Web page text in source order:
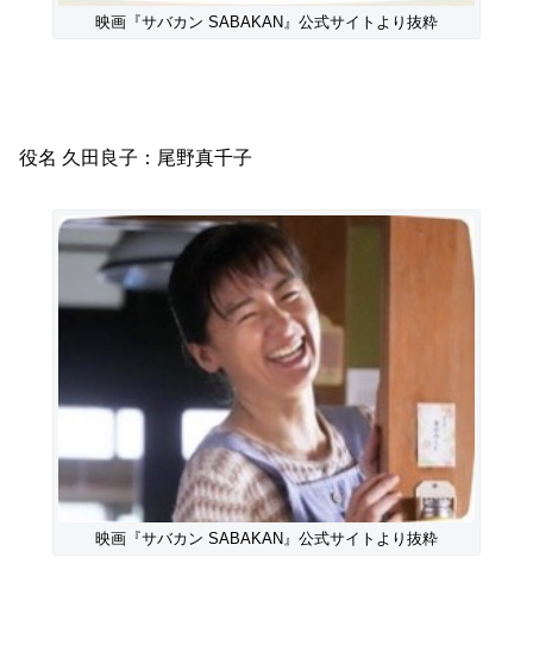
映画『サバカン SABAKAN』公式サイトより抜粋
役名 久田良子：尾野真千子
映画『サバカン SABAKAN』公式サイトより抜粋